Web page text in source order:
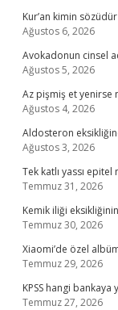
Kur’an kimin sözüdür
Ağustos 6, 2026
Avokadonun cinsel
Ağustos 5, 2026
Az pişmiş et yenirse
Ağustos 4, 2026
Aldosteron
Ağustos 3, 2026
Tek katlı yassı
Temmuz 31, 2026
Kemik iliği
Temmuz 30, 2026
Xiaomi’de özel
Temmuz 29, 2026
KPSS hangi bankaya
Temmuz 27, 2026